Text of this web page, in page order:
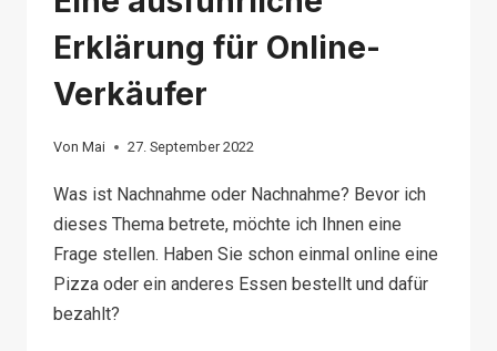
Erklärung für Online-
Verkäufer
Von Mai 27. September 2022
Was ist Nachnahme oder Nachnahme? Bevor ich
dieses Thema betrete, möchte ich Ihnen eine
Frage stellen. Haben Sie schon einmal online eine
Pizza oder ein anderes Essen bestellt und dafür
bezahlt?